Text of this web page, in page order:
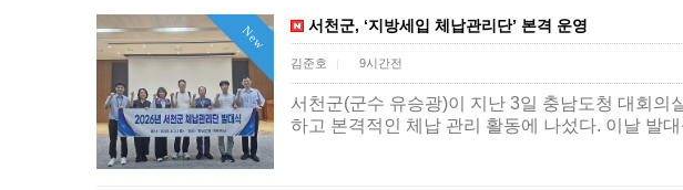
New 서천군, ‘지방세입 체납관리단’ 본격 운영
김준호 | 9시간전
서천군(군수 유승광)이 지난 3일 충남도청 대회의
하고 본격적인 체납 관리 활동에 나섰다. 이날 발